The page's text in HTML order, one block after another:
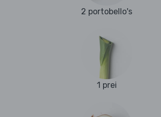
2 portobello's
1 prei